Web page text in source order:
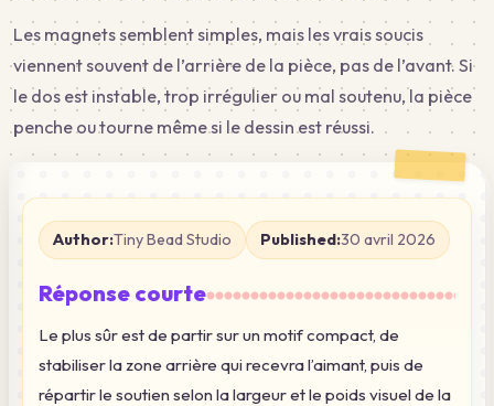
Les magnets semblent simples, mais les vrais soucis
viennent souvent de l’arrière de la pièce, pas de l’avant. Si
le dos est instable, trop irrégulier ou mal soutenu, la pièce
penche ou tourne même si le dessin est réussi.
Author:Tiny Bead Studio Published:30 avril 2026
Réponse courte
Le plus sûr est de partir sur un motif compact, de
stabiliser la zone arrière qui recevra l’aimant, puis de
répartir le soutien selon la largeur et le poids visuel de la